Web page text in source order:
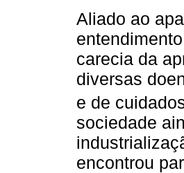
Aliado ao
carecia da
diversas
e de
sociedade
encontrou